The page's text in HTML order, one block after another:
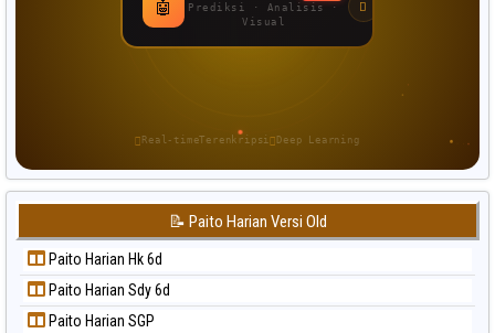
Paito Warna New York Midday
Paito Warna North Carolina Day
Paito Warna Sydney
Paito Warna Sydney Lottery
Paito Warna Sydney Lottery 6d
Paito Warna Sydney Lotto
Paito Warna Sydney Pools 6d
🤖
Prediksi · Analisis ·
Visual
Real-timeTerenkripsi Deep Learning
📝 Paito Harian Versi Old
Paito Harian Hk 6d
Paito Harian Sdy 6d
Paito Harian SGP